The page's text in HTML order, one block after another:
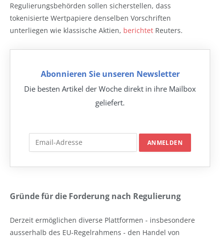
Regulierungsbehörden sollen sicherstellen, dass
tokenisierte Wertpapiere denselben Vorschriften
unterliegen wie klassische Aktien, berichtet Reuters.
Abonnieren Sie unseren Newsletter
Die besten Artikel der Woche direkt in ihre Mailbox
geliefert.
Gründe für die Forderung nach Regulierung
Derzeit ermöglichen diverse Plattformen - insbesondere
ausserhalb des EU-Regelrahmens - den Handel von